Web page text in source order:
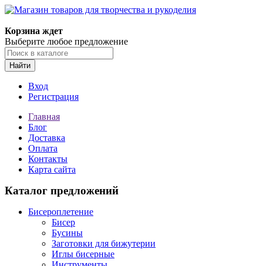
Корзина ждет
Выберите любое предложение
Найти
Вход
Регистрация
Главная
Блог
Доставка
Оплата
Контакты
Карта сайта
Каталог предложений
Бисероплетение
Бисер
Бусины
Заготовки для бижутерии
Иглы бисерные